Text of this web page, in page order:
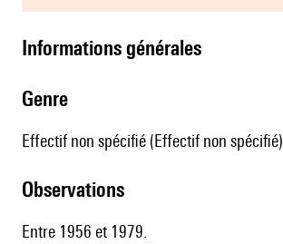
informations générales
genre
Effectif non spécifié (Effectif non spécifié)
observations
Entre 1956 et 1979.